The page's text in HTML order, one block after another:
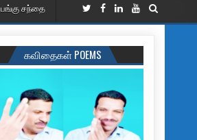
பங்கு சந்தை
கவிதைகள் POEMS